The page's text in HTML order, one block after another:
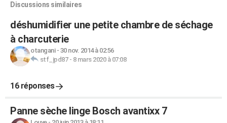
Discussions similaires
déshumidifier une petite chambre de séchage
à charcuterie
otangani- 30 nov. 2014 à 02:56
stf_jpd87- 8 mars 2020 à 07:08
16 réponses
Panne sèche linge Bosch avantixx 7